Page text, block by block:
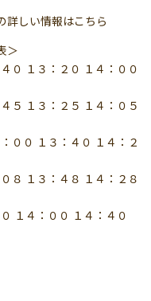
詳しい情報はこちら
＞
０ １３：２０ １４：００
５ １３：２５ １４：０５
００ １３：４０ １４：２
８ １３：４８ １４：２８
１４：００ １４：４０